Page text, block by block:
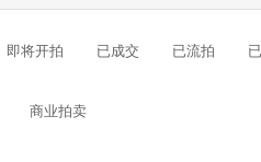
即将开拍 已成交 已流拍
商业拍卖